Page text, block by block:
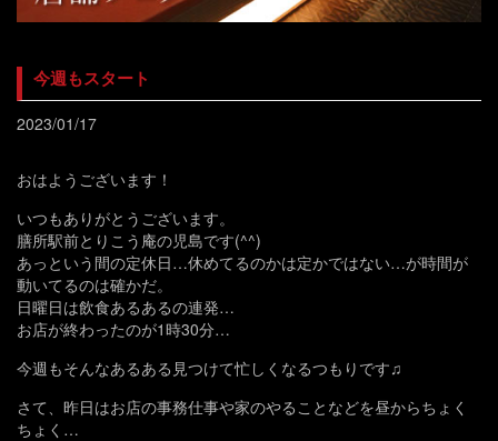
今週もスタート
2023/01/17
おはようございます！
いつもありがとうございます。
膳所駅前とりこう庵の児島です(^^)
あっという間の定休日…休めてるのかは定かではない…が時間が
動いてるのは確かだ。
日曜日は飲食あるあるの連発…
お店が終わったのが1時30分…
今週もそんなあるある見つけて忙しくなるつもりです♫
さて、昨日はお店の事務仕事や家のやることなどを昼からちょく
ちょく…